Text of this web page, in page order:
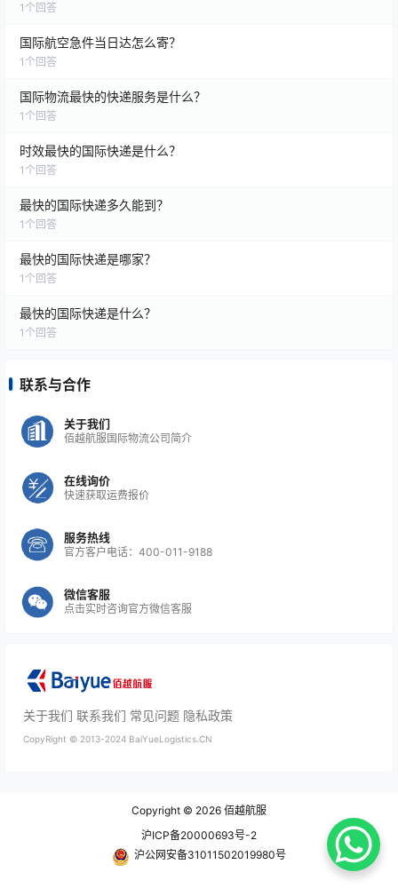
1 个回答
国际航空急件当日达怎么寄？
1 个回答
国际物流最快的快递服务是什么？
1 个回答
时效最快的国际快递是什么？
1 个回答
最快的国际快递多久能到？
1 个回答
最快的国际快递是哪家？
1 个回答
最快的国际快递是什么？
1 个回答
联系与合作
关于我们
佰越航服国际物流公司简介
在线询价
快速获取运费报价
服务热线
官方客户电话：400-011-9188
微信客服
点击实时咨询官方微信客服
关于我们 联系我们 常见问题 隐私政策
CopyRight © 2013-2024 BaiYueLogistics.CN
Copyright © 2026 佰越航服
沪ICP备20000693号-2
沪公网安备31011502019980号